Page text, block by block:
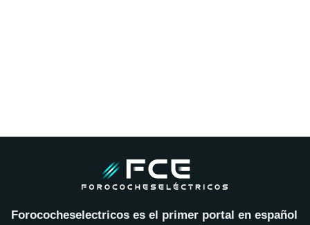
Forococheselectricos es el primer portal en español